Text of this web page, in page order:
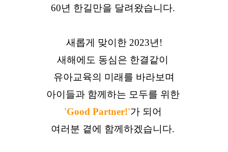
60년 한길만을 달려왔습니다.
새롭게 맞이한 2023년!
새해에도 동심은 한결같이
유아교육의 미래를 바라보며
아이들과 함께하는 모두를 위한
'Good Partner!'가 되어
여러분 곁에 함께하겠습니다.